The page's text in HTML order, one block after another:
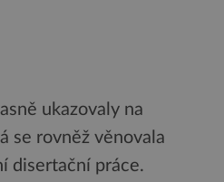
ukazovaly na
se rovněž věnovala
disertační práce.